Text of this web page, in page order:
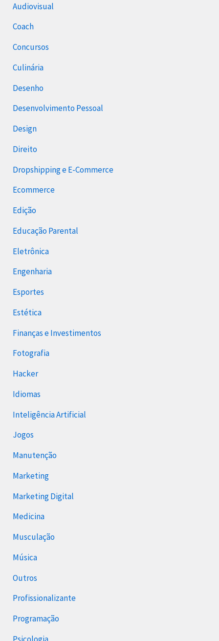
Audiovisual
Coach
Concursos
Culinária
Desenho
Desenvolvimento Pessoal
Design
Direito
Dropshipping e E-Commerce
Ecommerce
Edição
Educação Parental
Eletrônica
Engenharia
Esportes
Estética
Finanças e Investimentos
Fotografia
Hacker
Idiomas
Inteligência Artificial
Jogos
Manutenção
Marketing
Marketing Digital
Medicina
Musculação
Música
Outros
Profissionalizante
Programação